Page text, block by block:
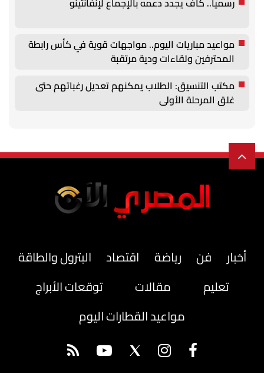
مواعيد مباريات اليوم.. مواجهات قوية في كأس رابطة
المحترفين ولقاءات ودية مرتقبة
مكتب التنسيق: الطلاب يمكنهم تعديل رغباتهم حتى
غلق المرحلة الأولى
أخبار فن رياضة اقتصاد
البترول والطاقة
تعليم
مقالات
توقعات الأبراج
مواعيد القطارات اليوم